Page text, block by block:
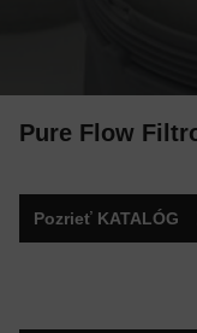
Pure Flow
Pozrieť KATALÓG